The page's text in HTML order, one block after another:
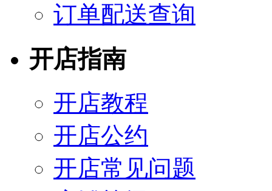
订单配送查询
开店指南
开店教程
开店公约
开店常见问题